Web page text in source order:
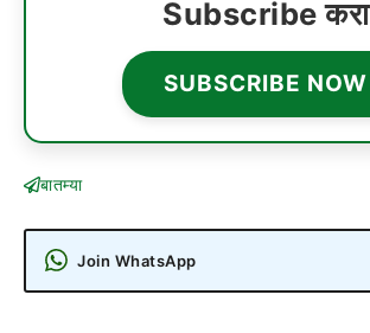
Subscribe करा
SUBSCRIBE NOW
बातम्या
Join WhatsApp